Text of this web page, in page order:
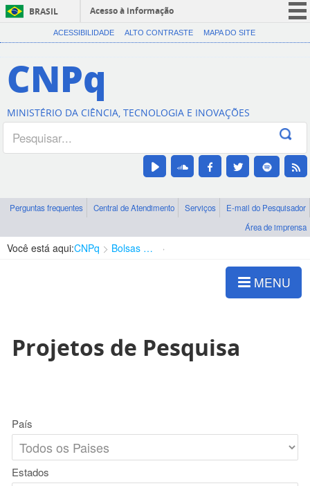
BRASIL
Acesso à informação
CORONAVÍRUS (COVID-19)
Canais
ACESSIBILIDADE ALTO CONTRASTE MAPA DO SITE
CNPq
MINISTÉRIO DA CIÊNCIA, TECNOLOGIA E INOVAÇÕES
Perguntas frequentes Central de Atendimento Serviços
E-mail do Pesquisador
Área de imprensa
Você está aqui:CNPq Bolsas e Auxílios Vigentes
MENU
Projetos de Pesquisa
País
Estados